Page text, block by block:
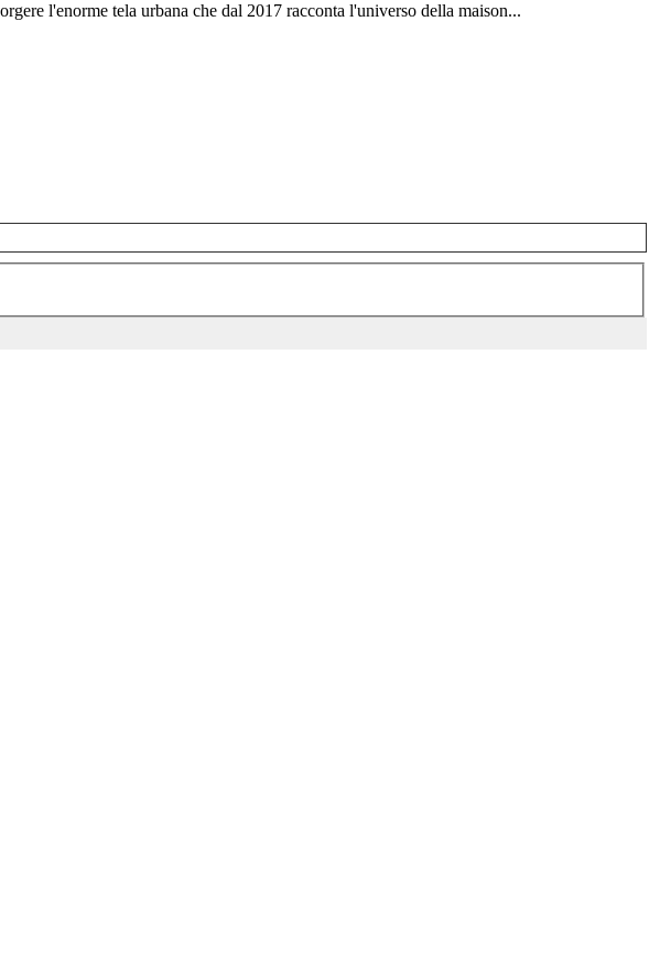
l'enorme tela urbana che dal 2017 racconta l'universo della maison...